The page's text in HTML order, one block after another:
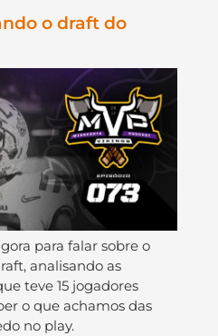
o draft do
para falar sobre o
analisando as
teve 15 jogadores
o que achamos das
no play.